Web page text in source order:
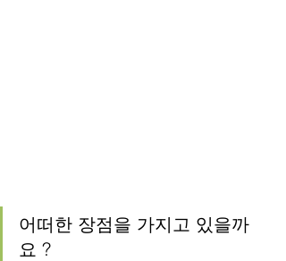
어떠한 장점을 가지고 있을까
요 ?